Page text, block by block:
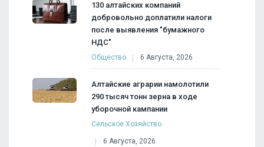
130 алтайских компаний
добровольно доплатили налоги
после выявления "бумажного
НДС"
Общество 6 Августа, 2026
Алтайские аграрии намолотили
290 тысяч тонн зерна в ходе
уборочной кампании
Сельское Хозяйство
6 Августа, 2026